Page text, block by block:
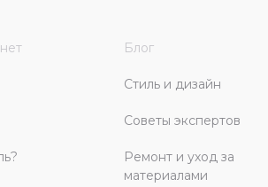
Блог
Стиль и дизайн
Советы экспертов
Ремонт и уход за
материалами